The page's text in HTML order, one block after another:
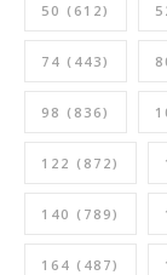
50 (612)
74 (443)
98 (836)
122 (872)
140 (789)
164 (487)